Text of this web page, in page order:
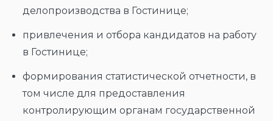
делопроизводства в Гостинице;
привлечения и отбора кандидатов на работу
в Гостинице;
формирования статистической отчетности, в
том числе для предоставления
контролирующим органам государственной